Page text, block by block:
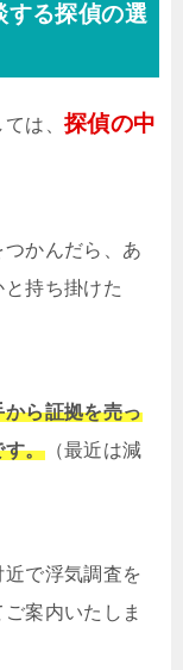
する探偵の選
は、 探偵の中
かんだら、あ
持ち掛けた
ら証拠を売っ
す。（最近は減
で浮気調査を
案内いたしま